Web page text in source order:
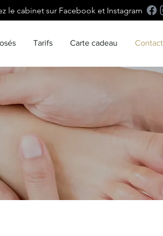
le cabinet sur Facebook et Instagram
Tarifs Carte cadeau Contact